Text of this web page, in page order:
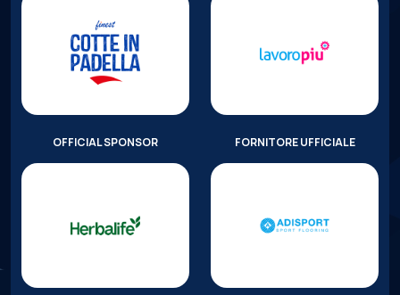
OFFICIAL SPONSOR FORNITORE UFFICIALE